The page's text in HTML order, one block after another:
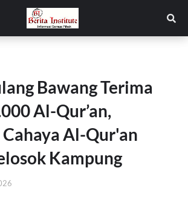
Bawang Terima
Al-Qur’an,
Al-Qur'an
Kampung